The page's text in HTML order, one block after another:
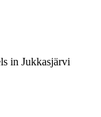
in Jukkasjärvi